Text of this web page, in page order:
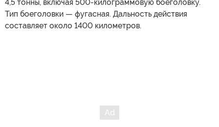
4,5 тонны, включая 500-килограммовую боеголовку.
Тип боеголовки — фугасная. Дальность действия
составляет около 1400 километров.